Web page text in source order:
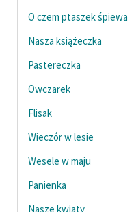
O czem ptaszek śpiewa
Nasza książeczka
Pastereczka
Owczarek
Flisak
Wieczór w lesie
Wesele w maju
Panienka
Nasze kwiaty